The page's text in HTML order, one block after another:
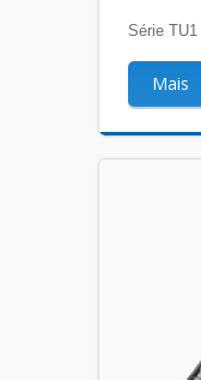
Série TU1
Mais